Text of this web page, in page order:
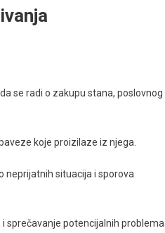
se radi o zakupu stana, poslovnog
koje proizilaze iz njega.
neprijatnih situacija i sporova
sprečavanje potencijalnih problema